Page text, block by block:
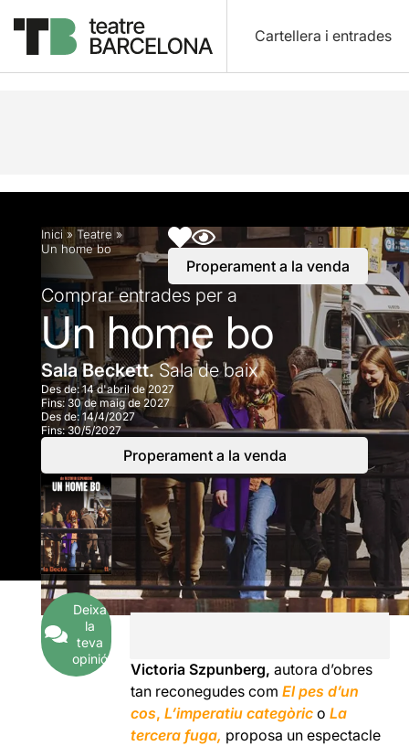
Cartellera i entrades
Descripció Horaris Fitxa artística Info
Inici» Teatre »
Un home bo
Properament a la venda
Comprar entrades per a
Un home bo
Sala Beckett.Sala de baix
Des de:14 d'abril de 2027
Fins:30 de maig de 2027
Des de:14/4/2027
Fins:30/5/2027
Properament a la venda
Deixa
la
teva
opinió
Victoria Szpunberg,autora d’obres
tan reconegudes comEl pes d’un
cos,L’imperatiu categòric oLa
tercera fuga, proposa un espectacle